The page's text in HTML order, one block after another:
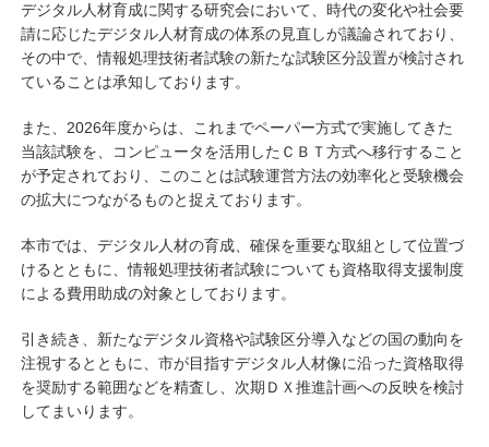
デジタル人材育成に関する研究会において、時代の変化や社会要
請に応じたデジタル人材育成の体系の見直しが議論されており、
その中で、情報処理技術者試験の新たな試験区分設置が検討され
ていることは承知しております。
また、2026年度からは、これまでペーパー方式で実施してきた
当該試験を、コンピュータを活用したＣＢＴ方式へ移行すること
が予定されており、このことは試験運営方法の効率化と受験機会
の拡大につながるものと捉えております。
本市では、デジタル人材の育成、確保を重要な取組として位置づ
けるとともに、情報処理技術者試験についても資格取得支援制度
による費用助成の対象としております。
引き続き、新たなデジタル資格や試験区分導入などの国の動向を
注視するとともに、市が目指すデジタル人材像に沿った資格取得
を奨励する範囲などを精査し、次期ＤＸ推進計画への反映を検討
してまいります。